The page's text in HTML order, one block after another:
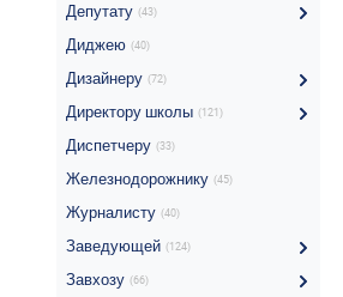
Депутату (43)
Диджею (40)
Дизайнеру (72)
Директору школы (121)
Диспетчеру (33)
Железнодорожнику (45)
Журналисту (40)
Заведующей (124)
Завхозу (66)